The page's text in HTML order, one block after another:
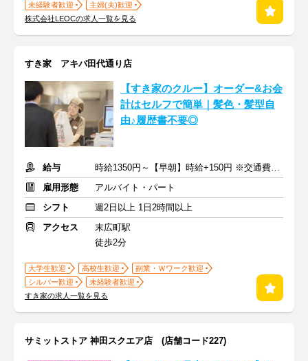
未経験者歓迎
主婦(夫)歓迎
株式会社LEOCの求人一覧を見る
すき家 アキバ田代通り店
【すき家のクルー】オーダー&お会
計はセルフで簡単｜髪色・髪型自
由♪履歴書不要◎
給与
時給1350円～【早朝】時給+150円 ※交通費支給
雇用形態
アルバイト・パート
シフト
週2日以上 1日2時間以上
アクセス
末広町駅
徒歩2分
大学生歓迎 高校生歓迎
副業・Ｗワーク歓迎
シルバー歓迎
未経験者歓迎
すき家の求人一覧を見る
サミットストア 神田スクエア店 (店舗コード227)